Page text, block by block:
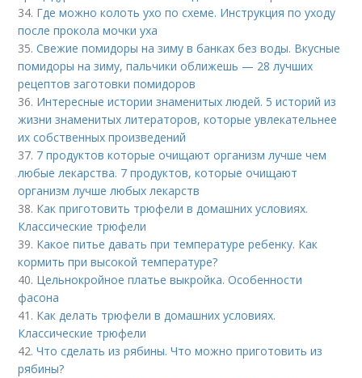
34. Где можно колоть ухо по схеме. Инструкция по уходу
после прокола мочки уха
35.Свежие помидоры на зиму в банках без воды. Вкусные
помидоры на зиму, пальчики оближешь — 28 лучших
рецептов заготовки помидоров
36. Интересные истории знаменитых людей. 5 историй из
жизни знаменитых литераторов, которые увлекательнее
их собственных произведений
37. 7 продуктов которые очищают организм лучше чем
любые лекарства. 7 продуктов, которые очищают
организм лучше любых лекарств
38. Как приготовить трюфели в домашних условиях.
Классические трюфели
39. Какое питье давать при температуре ребенку. Как
кормить при высокой температуре?
40. Цельнокройное платье выкройка. Особенности
фасона
41. Как делать трюфели в домашних условиях.
Классические трюфели
42.Что сделать из рябины. Что можно приготовить из
рябины?